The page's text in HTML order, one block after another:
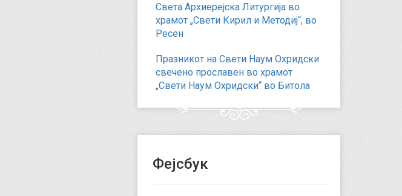
Света Архиерејска Литургија во
храмот „Свети Кирил и Методиј“, во
Ресен
Празникот на Свети Наум Охридски
свечено прославен во храмот
„Свети Наум Охридски“ во Битола
Фејсбук